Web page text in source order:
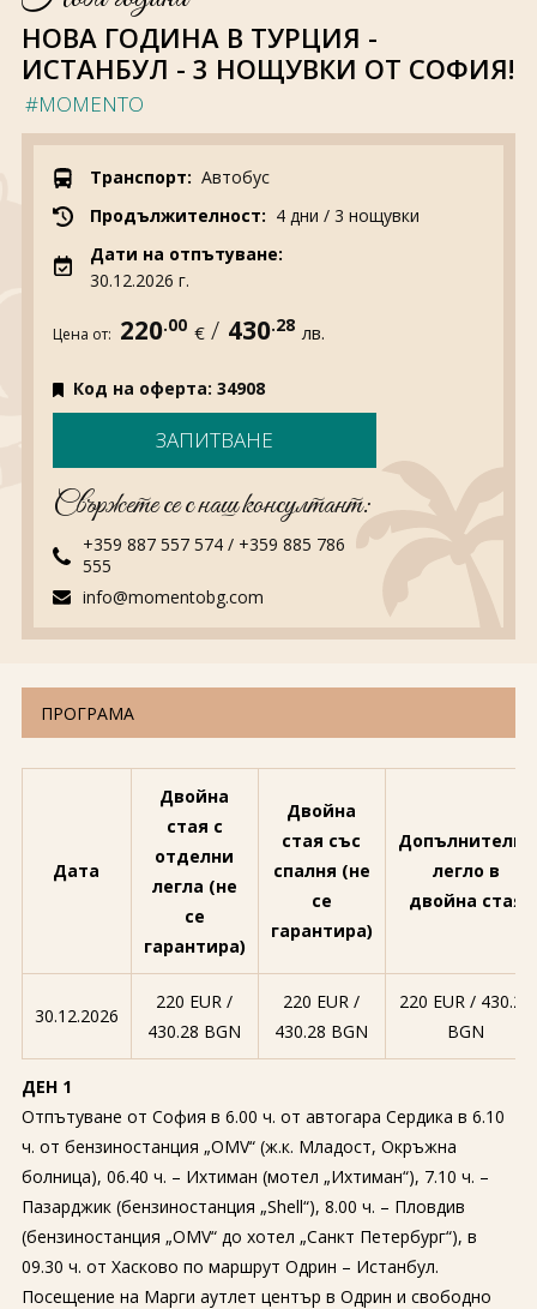
За нас
Документи
Магазин
Общи условия
Политика за
ЗАПИТВАНЕ
НОВА ГОДИНА В ТУРЦИЯ -
ИСТАНБУЛ - 3 НОЩУВКИ ОТ СОФИЯ!
#MOMENTO
Транспорт: Автобус
Продължителност: 4 дни / 3 нощувки
Дати на отпътуване:
30.12.2026 г.
Цена от: 220.00 € / 430.28 лв.
Код на оферта: 34908
ЗАПИТВАНЕ
Свържете се с наш консултант:
+359 887 557 574/ +359 885 786
555
info@momentobg.com
ПРОГРАМА
Дата
Двойна
стая с
отделни
легла (не
се
гарантира)
Двойна
стая със
спалня (не
се
гарантира)
Допълнително
легло в
двойна стая
30.12.2026
220 EUR ∕
430.28 BGN
220 EUR ∕
430.28 BGN
220 EUR ∕ 430.28
BGN
ДЕН 1
Отпътуване от София в 6.00 ч. от автогара Сердика в 6.10
ч. от бензиностанция „OMV“ (ж.к. Младост, Окръжна
болница), 06.40 ч. – Ихтиман (мотел „Ихтиман“), 7.10 ч. –
Пазарджик (бензиностанция „Shell“), 8.00 ч. – Пловдив
(бензиностанция „OMV“ до хотел „Санкт Петербург“), в
09.30 ч. от Хасково по маршрут Одрин – Истанбул.
Посещение на Марги аутлет център в Одрин и свободно